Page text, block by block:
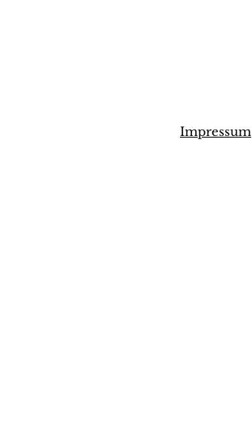
Impressum